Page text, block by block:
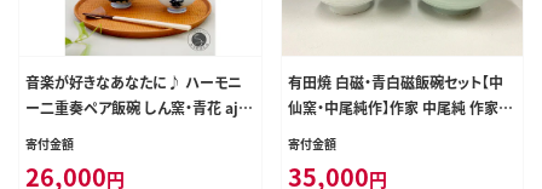
音楽が好きなあなたに♪ ハーモニ
ー二重奏ペア飯碗 しん窯・青花 aj0
04
寄付金額
26,000円
有田焼 白磁・青白磁飯碗セット【中
仙窯・中尾純作】作家 中尾純 作家物
お茶碗 夫婦茶碗 ペア ギフト 結婚祝
寄付金額
35,000円